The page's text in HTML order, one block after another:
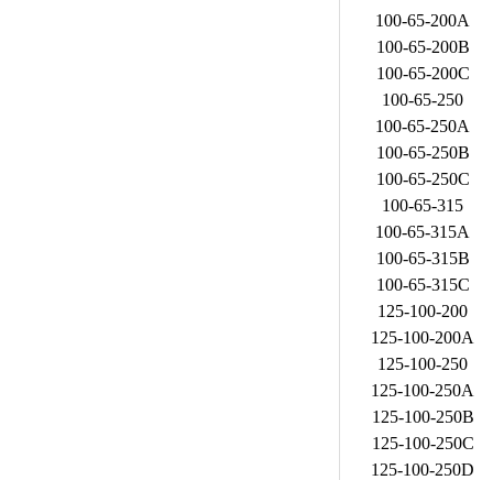
100-65-200A
100-65-200B
100-65-200C
100-65-250
100-65-250A
100-65-250B
100-65-250C
100-65-315
100-65-315A
100-65-315B
100-65-315C
125-100-200
125-100-200A
125-100-250
125-100-250A
125-100-250B
125-100-250C
125-100-250D